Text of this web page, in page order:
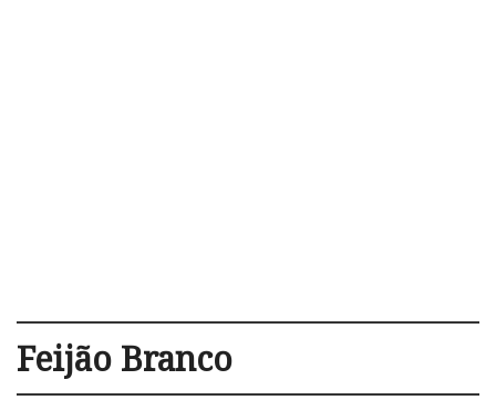
Feijão Branco